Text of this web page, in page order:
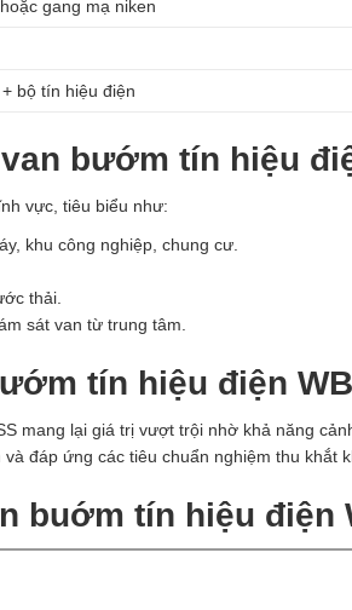
gang mạ niken
bộ tín hiệu điện
bướm tín hiệu
vực, tiêu biểu như:
khu công nghiệp, chung cư.
thải.
sát van từ trung tâm.
tín hiệu điện
mang lại giá trị vượt trội nhờ khả năng
đáp ứng các tiêu chuẩn nghiệm thu khắt
buớm tín hiệu điện